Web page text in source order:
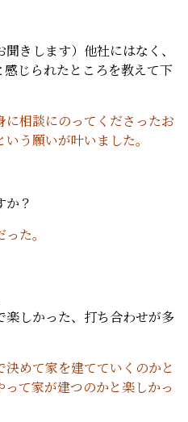
きします）他社にはなく、
じられたところを教えて下
相談にのってくださったお
う願いが叶いました。
？
た。
楽しかった、打ち合わせが多
めて家を建てていくのかと
て家が建つのかと楽しかっ